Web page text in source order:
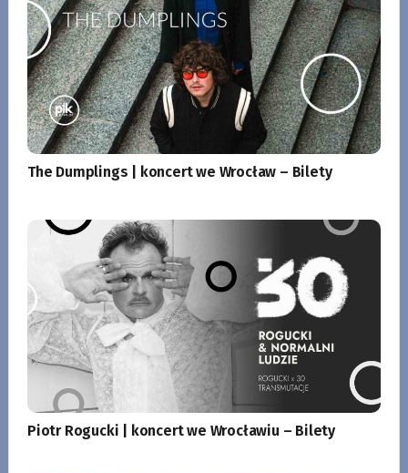
The Dumplings | koncert we Wrocław – Bilety
Piotr Rogucki | koncert we Wrocławiu – Bilety